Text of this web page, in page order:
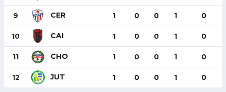
9 CER 1 0 0 1 0
10 CAI 1 0 0 1 0
11 CHO 1 0 0 1 0
12 JUT 1 0 0 1 0